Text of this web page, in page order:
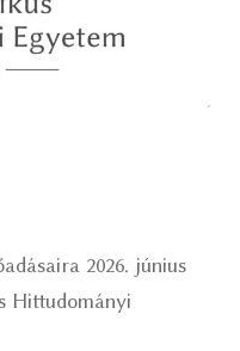
2026. június
Hittudományi